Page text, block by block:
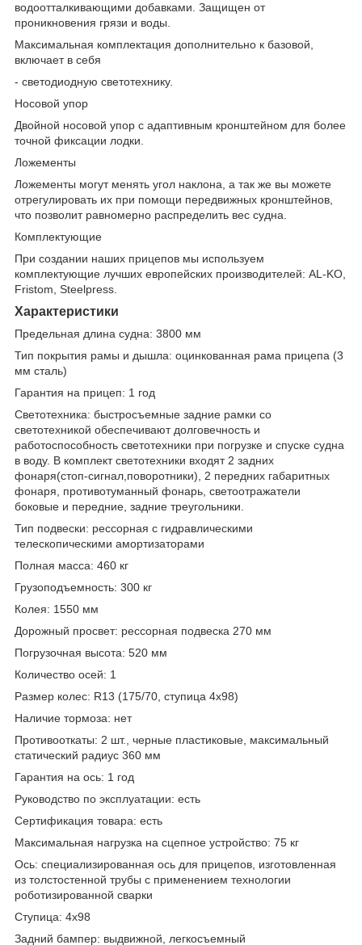
водоотталкивающими добавками. Защищен от
проникновения грязи и воды.
Максимальная комплектация дополнительно к базовой,
включает в себя
- светодиодную светотехнику.
Носовой упор
Двойной носовой упор с адаптивным кронштейном для более
точной фиксации лодки.
Ложементы
Ложементы могут менять угол наклона, а так же вы можете
отрегулировать их при помощи передвижных кронштейнов,
что позволит равномерно распределить вес судна.
Комплектующие
При создании наших прицепов мы используем
комплектующие лучших европейских производителей: AL-KO,
Fristom, Steelpress.
Характеристики
Предельная длина судна: 3800 мм
Тип покрытия рамы и дышла: оцинкованная рама прицепа (3
мм сталь)
Гарантия на прицеп: 1 год
Светотехника: быстросъемные задние рамки со
светотехникой обеспечивают долговечность и
работоспособность светотехники при погрузке и спуске судна
в воду. В комплект светотехники входят 2 задних
фонаря(стоп-сигнал,поворотники), 2 передних габаритных
фонаря, противотуманный фонарь, светоотражатели
боковые и передние, задние треугольники.
Тип подвески: рессорная с гидравлическими
телескопическими амортизаторами
Полная масса: 460 кг
Грузоподъемность: 300 кг
Колея: 1550 мм
Дорожный просвет: рессорная подвеска 270 мм
Погрузочная высота: 520 мм
Количество осей: 1
Размер колес: R13 (175/70, ступица 4х98)
Наличие тормоза: нет
Противооткаты: 2 шт., черные пластиковые, максимальный
статический радиус 360 мм
Гарантия на ось: 1 год
Руководство по эксплуатации: есть
Сертификация товара: есть
Максимальная нагрузка на сцепное устройство: 75 кг
Ось: cпециализированная ось для прицепов, изготовленная
из толстостенной трубы с применением технологии
роботизированной сварки
Ступица: 4х98
Задний бампер: выдвижной, легкосъемный